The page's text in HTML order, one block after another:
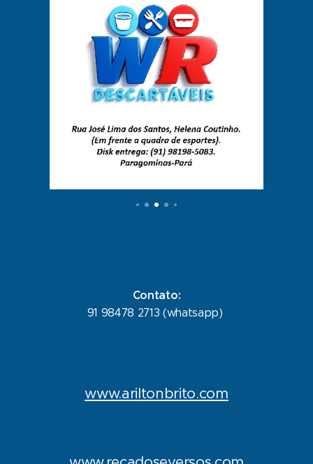
Contato:
91 98478 2713 (whatsapp)
www.ariltonbrito.com